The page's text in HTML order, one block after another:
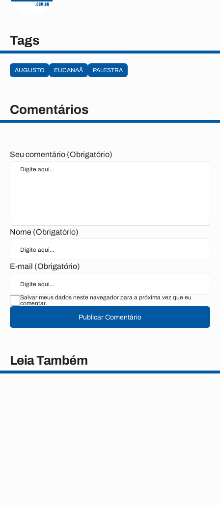
Tags
AUGUSTO EUCANAÃ PALESTRA
Comentários
Seu comentário (Obrigatório)
Nome (Obrigatório)
E-mail (Obrigatório)
Salvar meus dados neste navegador para a próxima vez que eu
comentar.
Publicar Comentário
Leia Também